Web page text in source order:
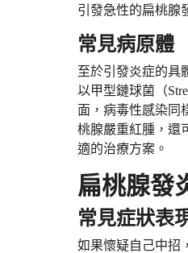
引發急性的扁桃腺
常見病原體
至於引發炎症的具
以甲型鏈球菌（
面，病毒性感染同
桃腺嚴重紅腫，還
適的治療方案。
扁桃腺發
常見症狀表
如果懷疑自己中招